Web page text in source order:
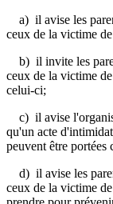
a) il avise les
ceux de la victime
b) il invite les
ceux de la victime
celui-ci;
c) il avise
qu'un acte
peuvent être portées
d) il avise les
ceux de la victime